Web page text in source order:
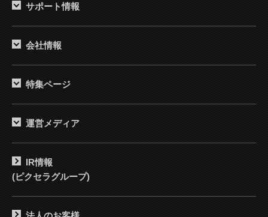
サポート情報
会社情報
特集ページ
運営メディア
IR情報
(ピクセラグループ)